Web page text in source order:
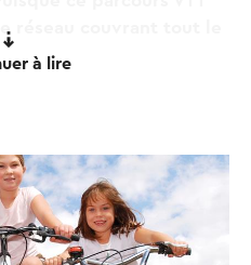
réseau couvrant tout le
facile (si vous le
pouvez, bien sûr, en
ludiques dédiés aux
Shimano de
la création de ce
à lire